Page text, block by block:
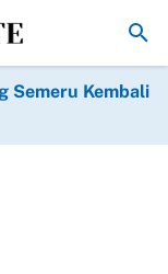
Bikin Geger, Dandy
Semeru Kembali